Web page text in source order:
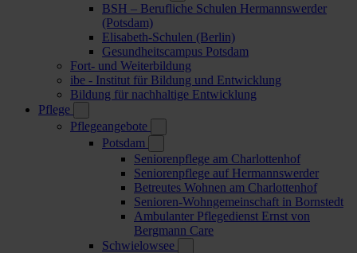
BSH – Berufliche Schulen Hermannswerder
(Potsdam)
Elisabeth-Schulen (Berlin)
Gesundheitscampus Potsdam
Fort- und Weiterbildung
ibe - Institut für Bildung und Entwicklung
Bildung für nachhaltige Entwicklung
Pflege
Pflegeangebote
Potsdam
Seniorenpflege am Charlottenhof
Seniorenpflege auf Hermannswerder
Betreutes Wohnen am Charlottenhof
Senioren-Wohngemeinschaft in Bornstedt
Ambulanter Pflegedienst Ernst von
Bergmann Care
Schwielowsee